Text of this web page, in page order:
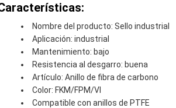
Nombre del producto: Sello industrial
Aplicación: industrial
Mantenimiento: bajo
Resistencia al desgarro: buena
Artículo: Anillo de fibra de carbono
Color: FKM/FPM/VI
Compatible con anillos de PTFE